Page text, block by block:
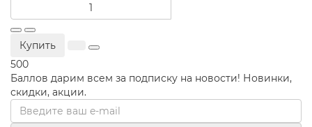
Купить
500
Баллов дарим всем за подписку на новости! Новинки,
скидки, акции.